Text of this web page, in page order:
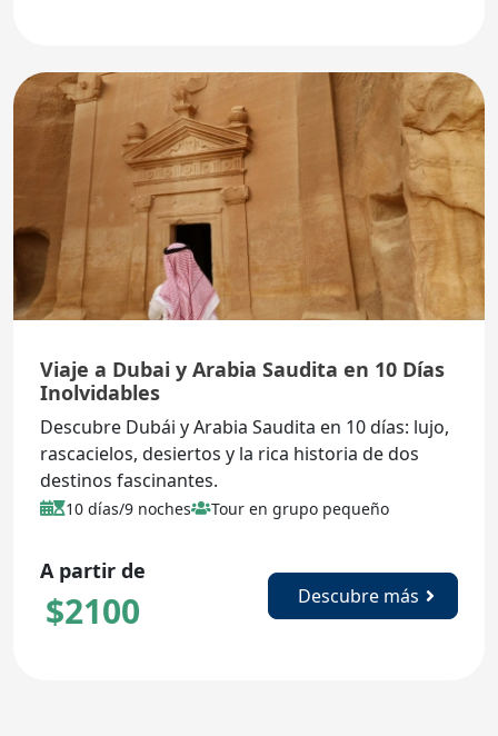
Viaje a Dubai y Arabia Saudita en 10 Días
Inolvidables
Descubre Dubái y Arabia Saudita en 10 días: lujo,
rascacielos, desiertos y la rica historia de dos
destinos fascinantes.
10 días/9 noches Tour en grupo pequeño
A partir de
$2100 Descubre más